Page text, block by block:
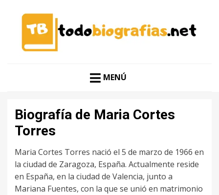
TODO BIOGRAFÍAS
MENÚ
Biografía de Maria Cortes
Torres
Maria Cortes Torres nació el 5 de marzo de 1966 en
la ciudad de Zaragoza, España. Actualmente reside
en España, en la ciudad de Valencia, junto a
Mariana Fuentes, con la que se unió en matrimonio